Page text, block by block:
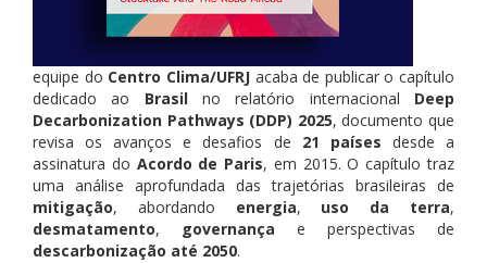
equipe do Centro Clima/UFRJacaba de publicar o capítulo
dedicado ao Brasilno relatório internacional Deep
Decarbonization Pathways (DDP) 2025, documento que
revisa os avanços e desafios de 21 países desde a
assinatura do Acordo de Paris, em 2015. O capítulo traz
uma análise aprofundada das trajetórias brasileiras de
mitigação, abordando energia, uso da terra,
desmatamento, governança e perspectivas de
descarbonização até 2050.